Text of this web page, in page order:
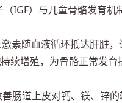
IGF）与儿童骨骼发育机
素随血液循环抵达肝脏，
持续增殖，为骨骼正常发育
肠道上皮对钙、镁、锌的